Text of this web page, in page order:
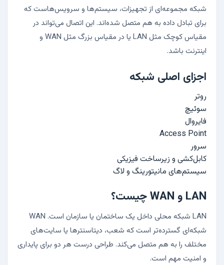
شبکه مجموعه‌ای از تجهیزات، سیستم‌ها و سرویس‌هاست که
برای تبادل داده به هم متصل شده‌اند. این اتصال می‌تواند در
مقیاس کوچک مثل LAN یا در مقیاس بزرگ مثل WAN و
اینترنت باشد.
اجزای اصلی شبکه
روتر
سوئیچ
فایروال
Access Point
سرور
کابل‌کشی و زیرساخت فیزیکی
سیستم‌های مانیتورینگ و لاگ
LAN و WAN چیست؟
LAN شبکه محلی داخل یک ساختمان یا سازمان است. WAN
شبکه‌ای گسترده‌تر است که شعب، دیتاسنترها یا سایت‌های
مختلف را به هم متصل می‌کند. طراحی درست هر دو برای پایداری
و امنیت مهم است.